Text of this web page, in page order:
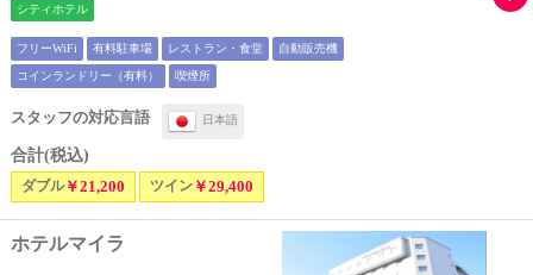
シティホテル
フリーWiFi 有料駐車場 レストラン・食堂 自動販売機
コインランドリー（有料） 喫煙所
スタッフの対応言語 日本語
合計(税込)
ダブル￥21,200 ツイン￥29,400
ホテルマイラ